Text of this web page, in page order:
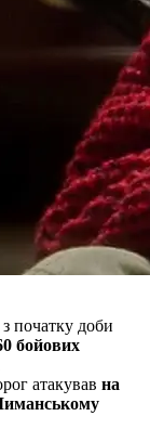
з початку доби
бойових
атакував на